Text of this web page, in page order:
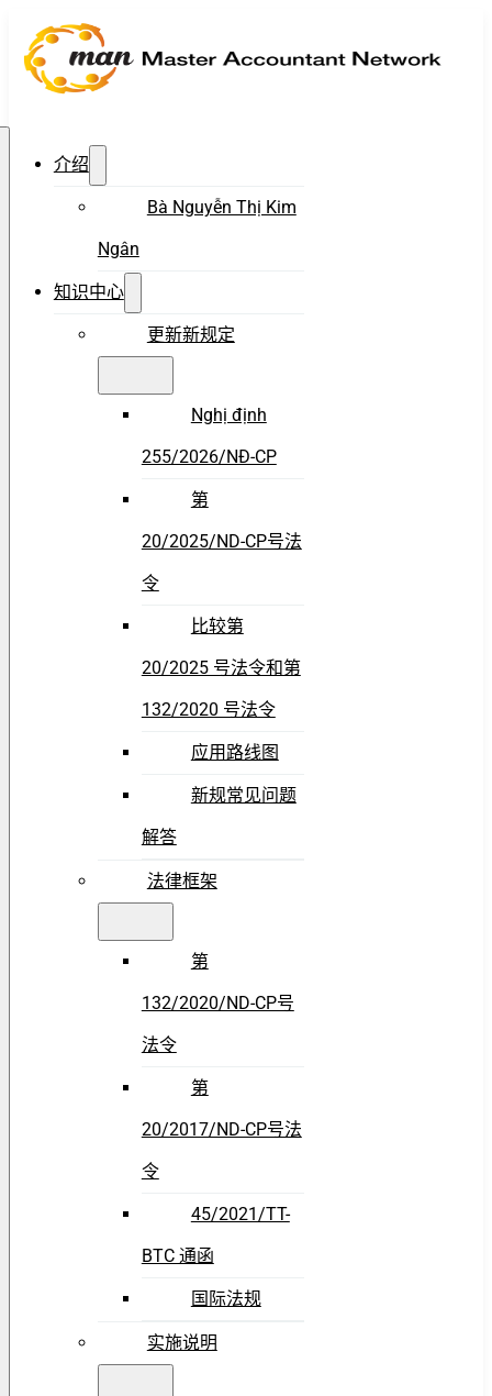
介绍
Bà Nguyễn Thị Kim
Ngân
知识中心
更新新规定
Nghị định
255/2026/NĐ-CP
第
20/2025/ND-CP号法
令
比较第
20/2025 号法令和第
132/2020 号法令
应用路线图
新规常见问题
解答
法律框架
第
132/2020/ND-CP号
法令
第
20/2017/ND-CP号法
令
45/2021/TT-
BTC 通函
国际法规
实施说明